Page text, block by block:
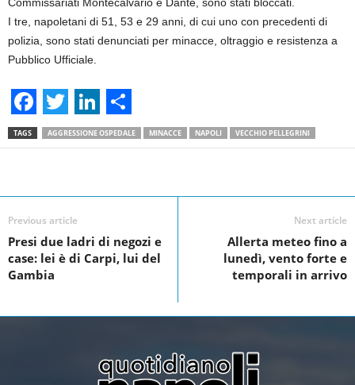
I tre, napoletani di 51, 53 e 29 anni, di cui uno con precedenti di
polizia, sono stati denunciati per minacce, oltraggio e resistenza a
Pubblico Ufficiale.
F
a
e
b
o
o
T
w
t
t
e
r
L
i
k
e
d
S
h
r
TAGS AGGRESSIONE OSPEDALE MINACCE NAPOLI VECCHIO PELLEGRINI
Previous article
Presi due ladri di negozi e
case: lei è di Carpi, lui del
Gambia
Next article
Allerta meteo fino a
lunedì, vento forte e
temporali in arrivo